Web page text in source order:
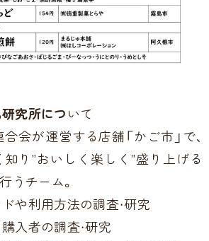
究所につ いて
会が運営する店舗「かご市」で、
り”おいしく楽しく”盛り上げる
うチーム。
や利用方法の調査・研究
入者の調査・研究